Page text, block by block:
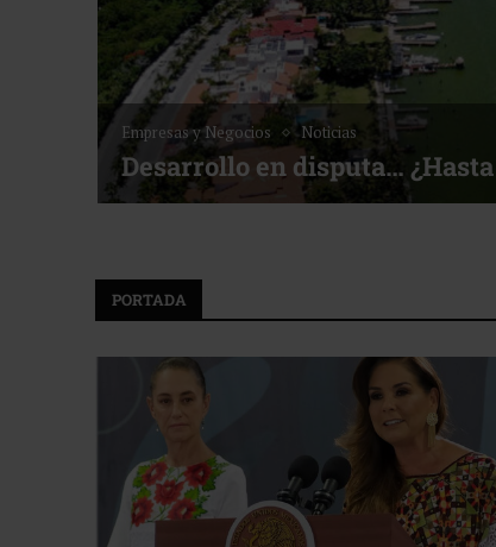
Noticias
Bottega, un viaje servido a
PORTADA